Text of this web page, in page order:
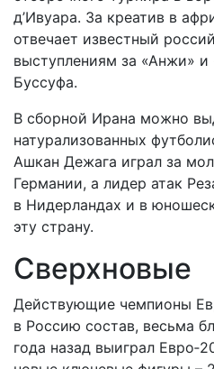
д’Ивуара. За креатив в
отвечает известный
выступлениям за «Анжи»
Буссуфа.
В сборной Ирана можно
натурализованных
Ашкан Дежага играл за
Германии, а лидер атак
в Нидерландах и в
эту страну.
Сверхновые
Действующие чемпионы
в Россию состав, весьма
года назад выиграл